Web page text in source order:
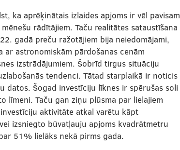
ka aprēķinātais izlaides apjoms ir vēl pavisam
rādītājiem. Taču realitātes sataustīšana
gadā preču ražotājiem bija neiedomājami,
astronomiskām pārdošanas cenām
izstrādājumiem. Šobrīd tirgus situāciju
tendenci. Tātad starplaikā ir noticis
datos. Šogad investīciju līknes ir spērušas soli
Taču gan ziņu plūsma par lielajiem
aktivitāte atkal varētu kāpt
izsniegto būvatļauju apjoms kvadrātmetru
51% lielāks nekā pirms gada.